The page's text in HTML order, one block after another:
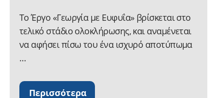
Το Έργο «Γεωργία με Ευφυΐα» βρίσκεται στο
τελικό στάδιο ολοκλήρωσης, και αναμένεται
να αφήσει πίσω του ένα ισχυρό αποτύπωμα
…
Περισσότερα